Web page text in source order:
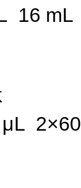
16 mL
μL 2×60